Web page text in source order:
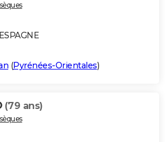
(Pyrénées-Orientales)
(79 ans)